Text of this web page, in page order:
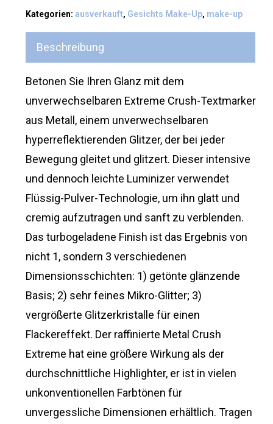
Kategorien: ausverkauft, Gesichts Make-Up, make-up
Beschreibung
Betonen Sie Ihren Glanz mit dem
unverwechselbaren Extreme Crush-Textmarker
aus Metall, einem unverwechselbaren
hyperreflektierenden Glitzer, der bei jeder
Bewegung gleitet und glitzert. Dieser intensive
und dennoch leichte Luminizer verwendet
Flüssig-Pulver-Technologie, um ihn glatt und
cremig aufzutragen und sanft zu verblenden.
Das turbogeladene Finish ist das Ergebnis von
nicht 1, sondern 3 verschiedenen
Dimensionsschichten: 1) getönte glänzende
Basis; 2) sehr feines Mikro-Glitter; 3)
vergrößerte Glitzerkristalle für einen
Flackereffekt. Der raffinierte Metal Crush
Extreme hat eine größere Wirkung als der
durchschnittliche Highlighter, er ist in vielen
unkonventionellen Farbtönen für
unvergessliche Dimensionen erhältlich. Tragen